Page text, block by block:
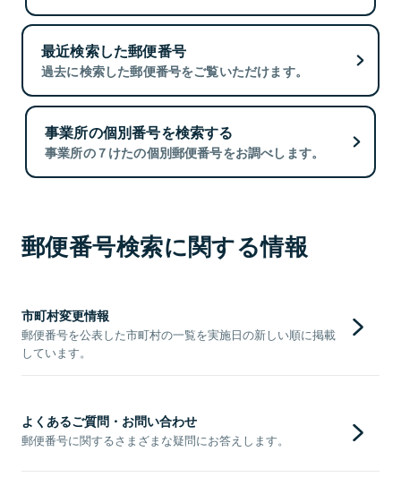
最近検索した郵便番号
過去に検索した郵便番号をご覧いただけます。
事業所の個別番号を検索する
事業所の７けたの個別郵便番号をお調べします。
郵便番号検索に関する情報
市町村変更情報
郵便番号を公表した市町村の一覧を実施日の新しい順に掲載
しています。
よくあるご質問・お問い合わせ
郵便番号に関するさまざまな疑問にお答えします。